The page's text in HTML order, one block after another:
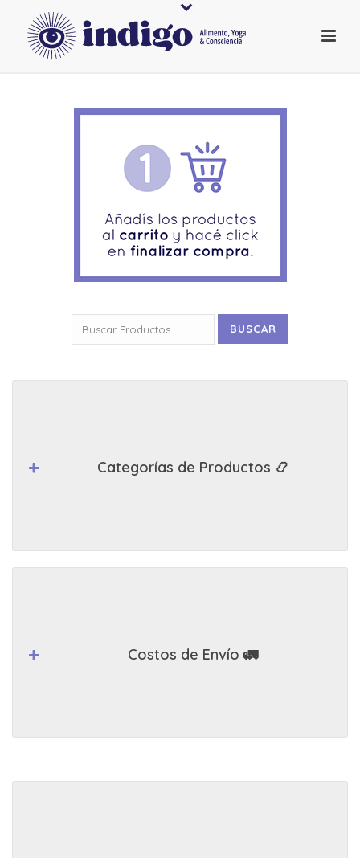
por:
BUSCAR
Categorías de Productos 📿
Costos de Envío 🚛